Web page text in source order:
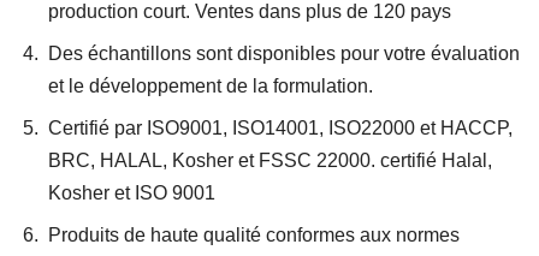
production court. Ventes dans plus de 120 pays
Des échantillons sont disponibles pour votre évaluation
et le développement de la formulation.
Certifié par ISO9001, ISO14001, ISO22000 et HACCP,
BRC, HALAL, Kosher et FSSC 22000. certifié Halal,
Kosher et ISO 9001
Produits de haute qualité conformes aux normes